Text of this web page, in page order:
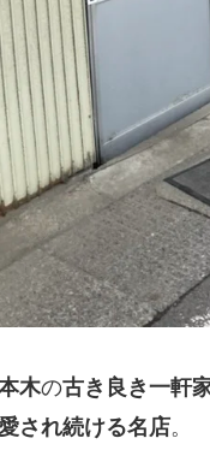
木の古き良き一軒
され続ける名店。